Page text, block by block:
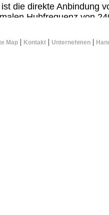
die direkte Anbindung
Hubfrequenz von
der Regelung und
Map | Kontakt | Unternehmen |